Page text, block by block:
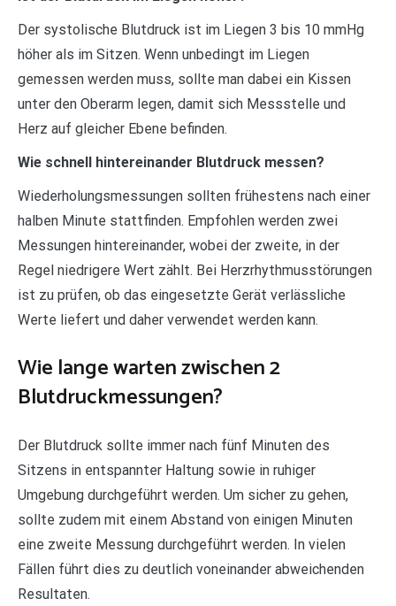
Der systolische Blutdruck ist im Liegen 3 bis 10 mmHg
höher als im Sitzen. Wenn unbedingt im Liegen
gemessen werden muss, sollte man dabei ein Kissen
unter den Oberarm legen, damit sich Messstelle und
Herz auf gleicher Ebene befinden.
Wie schnell hintereinander Blutdruck messen?
Wiederholungsmessungen sollten frühestens nach einer
halben Minute stattfinden. Empfohlen werden zwei
Messungen hintereinander, wobei der zweite, in der
Regel niedrigere Wert zählt. Bei Herzrhythmusstörungen
ist zu prüfen, ob das eingesetzte Gerät verlässliche
Werte liefert und daher verwendet werden kann.
Wie lange warten zwischen 2
Blutdruckmessungen?
Der Blutdruck sollte immer nach fünf Minuten des
Sitzens in entspannter Haltung sowie in ruhiger
Umgebung durchgeführt werden. Um sicher zu gehen,
sollte zudem mit einem Abstand von einigen Minuten
eine zweite Messung durchgeführt werden. In vielen
Fällen führt dies zu deutlich voneinander abweichenden
Resultaten.